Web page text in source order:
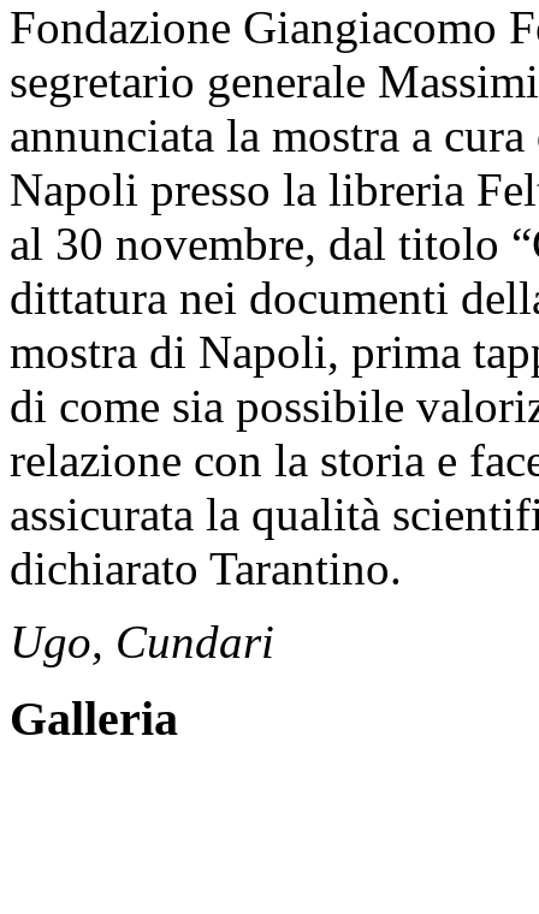
Fondazione Giangiacomo
segretario generale
annunciata la mostra a
Napoli presso la libreria
al 30 novembre, dal titolo
dittatura nei documenti
mostra di Napoli, prima
di come sia possibile
relazione con la storia e
assicurata la qualità
dichiarato Tarantino.
Ugo, Cundari
Galleria